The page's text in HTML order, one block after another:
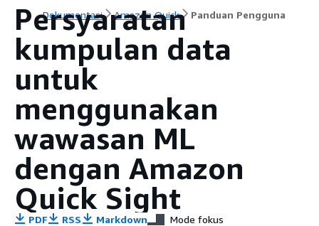
Dokumentasi Amazon Quick Panduan Pengguna
Persyaratan
kumpulan data
untuk
menggunakan
wawasan ML
dengan Amazon
Quick Sight
PDF RSS Markdown Mode fokus